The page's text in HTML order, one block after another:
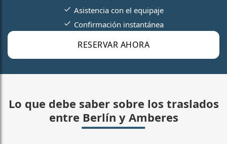
RESERVAR AHORA
Asistencia con el equipaje
Confirmación instantánea
Lo que debe saber sobre los traslados
entre Berlín y Amberes